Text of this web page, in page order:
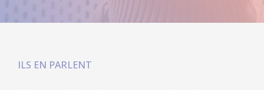
ILS EN PARLENT